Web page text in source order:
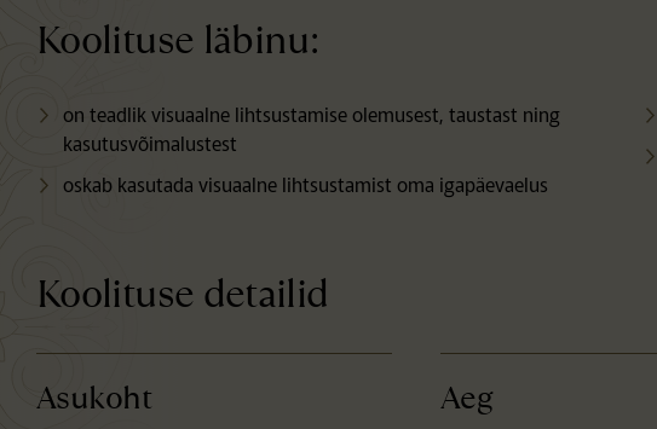
Koolituse läbinu:
on teadlik visuaalne lihtsustamise olemusest, taustast ning
kasutusvõimalustest
oskab kasutada visuaalne lihtsustamist oma igapäevaelus
Koolituse detailid
Asukoht Aeg